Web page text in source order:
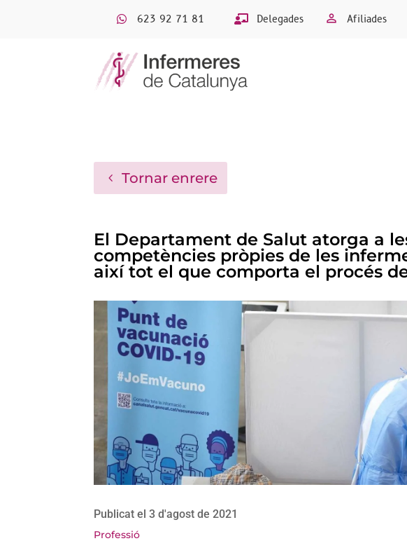
623 92 71 81 Delegades Afiliades
Tornar enrere
El Departament de Salut atorga a
competències pròpies de les
així tot el que comporta el procés
Publicat el 3 d'agost de 2021
Professió